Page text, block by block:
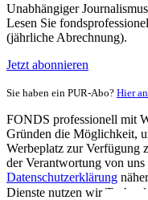
Unabhängiger
Lesen Sie
(jährliche Abrechnung).
Jetzt abonnieren
Sie haben ein PUR-Abo? Hier
FONDS professionell mit
Gründen die Möglichkeit,
Werbeplatz zur Verfügung
der Verantwortung von
Datenschutzerklärung
Dienste nutzen wir